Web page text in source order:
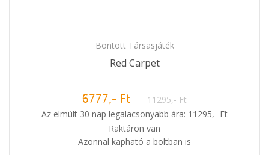
Bontott Társasjáték
Red Carpet
6777,- Ft
11295,- Ft
Az elmúlt 30 nap legalacsonyabb ára: 11295,- Ft
Raktáron van
Azonnal kapható a boltban is